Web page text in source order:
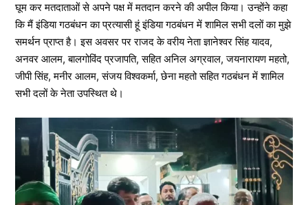
घूम कर मतदाताओं से अपने पक्ष में मतदान करने की अपील किया। उन्होंने कहा
कि मैं इंडिया गठबंधन का प्रत्यासी हूं इंडिया गठबंधन में शामिल सभी दलों का मुझे
समर्थन प्राप्त है। इस अवसर पर राजद के वरीय नेता ज्ञानेश्वर सिंह यादव,
अनवर आलम, बालगोविंद प्रजापति, सहित अनिल अग्रवाल, जयनारायण महतो,
जीपी सिंह, मनीर आलम, संजय विश्वकर्मा, छेना महतो सहित गठबंधन में शामिल
सभी दलों के नेता उपस्थित थे।